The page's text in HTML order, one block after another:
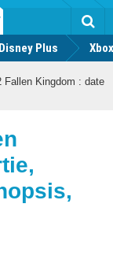
Disney Plus
Fallen Kingdom : date